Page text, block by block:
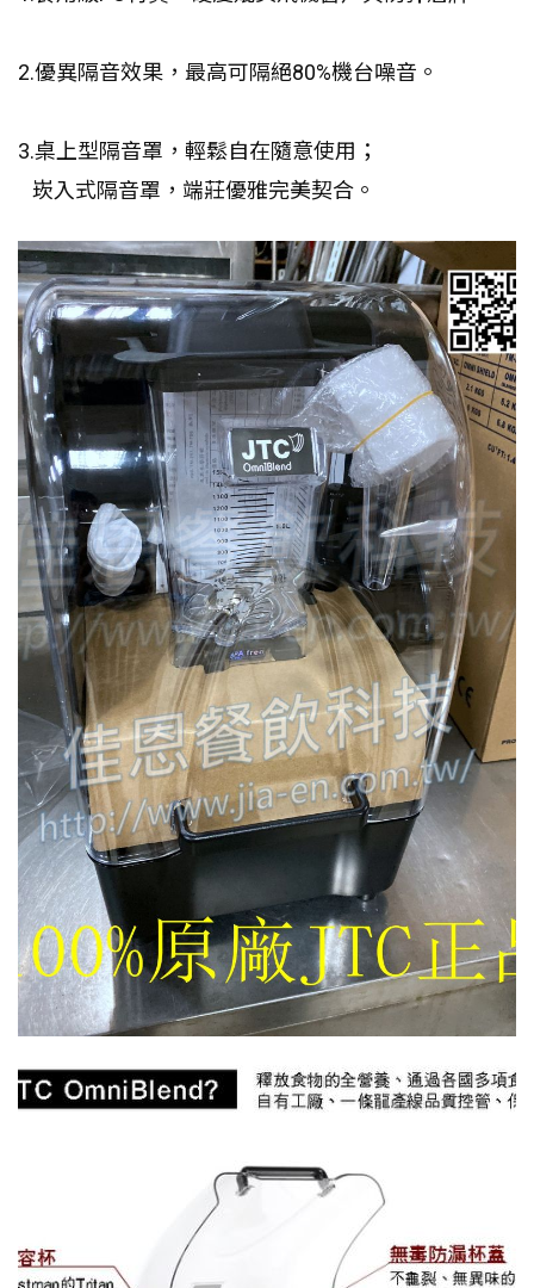
2.優異隔音效果，最高可隔絕80%機台噪音。
3.桌上型隔音罩，輕鬆自在隨意使用；
崁入式隔音罩，端莊優雅完美契合。